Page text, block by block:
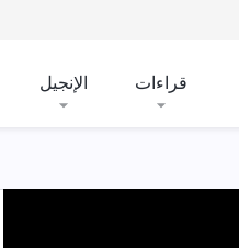
قراءات الإنجيل